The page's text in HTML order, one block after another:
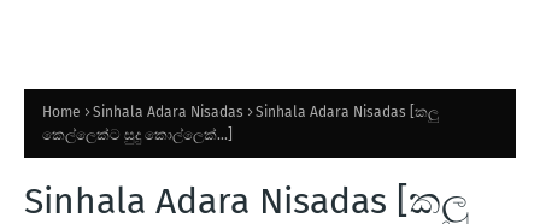
Home Sinhala Adara Nisadas
Sinhala Adara Nisadas [කලු
කෙල්ලෙක්ට සුදු කොල්ලෙක්...]
Sinhala Adara Nisadas [කලු